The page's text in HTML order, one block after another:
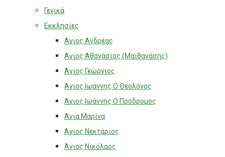
Γενικά
Εκκλησίες
Άγιος Ανδρέας
Άγιος Αθανάσιος (Μαϊθανάσης)
Άγιος Γεώργιος
Άγιος Ιωάννης Ο Θεολόγος
Άγιος Ιωάννης Ο Πρόδρομος
Άγια Μαρίνα
Άγιος Νεκτάριος
Άγιος Νικόλαος